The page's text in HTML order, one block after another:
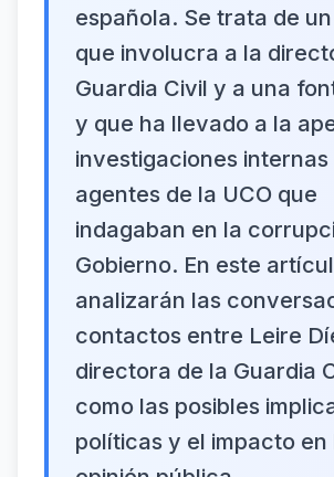
española. Se trata de
que involucra a la
Guardia Civil y a una
y que ha llevado a la
investigaciones internas
agentes de la UCO que
indagaban en la
Gobierno. En este
analizarán las
contactos entre Leire
directora de la Guardia
como las posibles
políticas y el impacto en